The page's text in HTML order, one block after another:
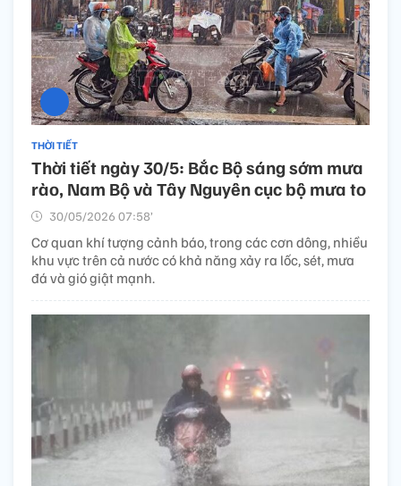
THỜI TIẾT
Thời tiết ngày 30/5: Bắc Bộ sáng sớm mưa
rào, Nam Bộ và Tây Nguyên cục bộ mưa to
30/05/2026 07:58’
Cơ quan khí tượng cảnh báo, trong các cơn dông, nhiều
khu vực trên cả nước có khả năng xảy ra lốc, sét, mưa
đá và gió giật mạnh.